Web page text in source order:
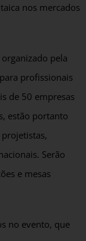
nos mercados
pela
profissionais
de 50 empresas
estão portanto
Serão
e mesas
no evento, que